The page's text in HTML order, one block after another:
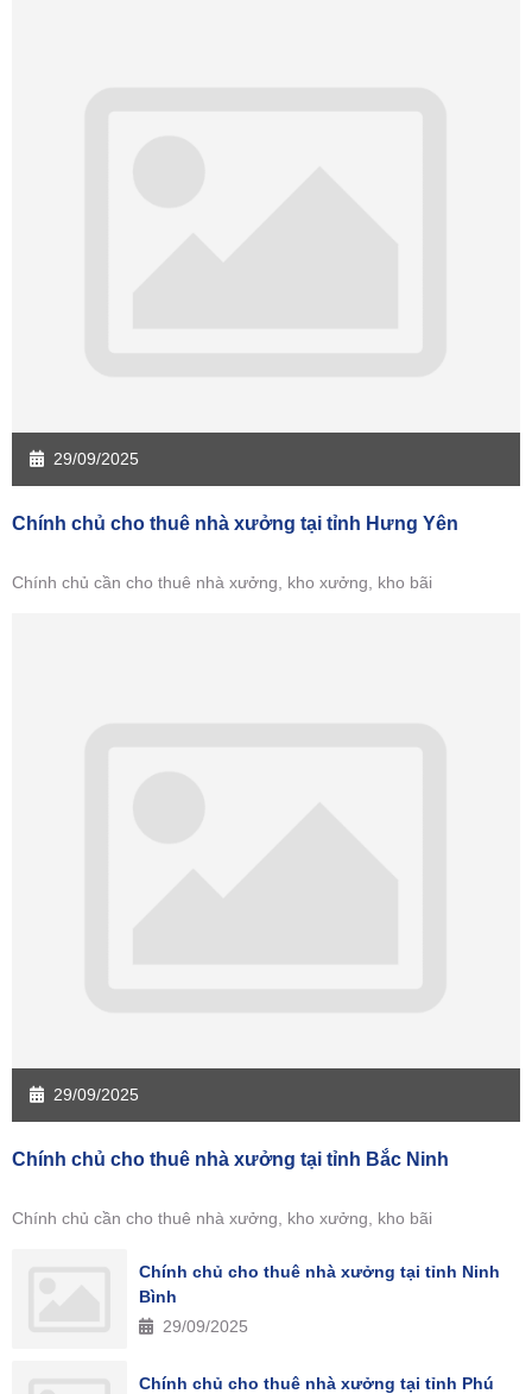
29/09/2025
Chính chủ cho thuê nhà xưởng tại tỉnh Hưng Yên
Chính chủ cần cho thuê nhà xưởng, kho xưởng, kho bãi
29/09/2025
Chính chủ cho thuê nhà xưởng tại tỉnh Bắc Ninh
Chính chủ cần cho thuê nhà xưởng, kho xưởng, kho bãi
Chính chủ cho thuê nhà xưởng tại tỉnh Ninh
Bình
29/09/2025
Chính chủ cho thuê nhà xưởng tại tỉnh Phú